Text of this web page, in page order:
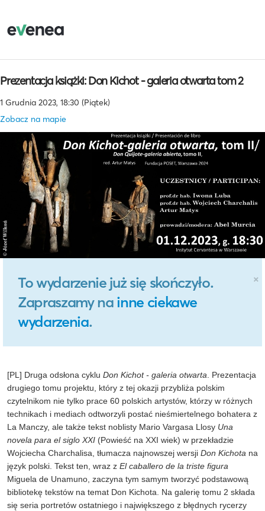
Prezentacja książki: Don Kichot - galeria otwarta tom 2
1 Grudnia 2023, 18:30 (Piątek)
Zobacz na mapie
×
To wydarzenie już się skończyło.
Zapraszamy na inne ciekawe
wydarzenia.
[PL] Druga odsłona cyklu Don Kichot - galeria otwarta. Prezentacja
drugiego tomu projektu, który z tej okazji przybliża polskim
czytelnikom nie tylko prace 60 polskich artystów, którzy w różnych
technikach i mediach odtworzyli postać nieśmiertelnego bohatera z
La Manczy, ale także tekst noblisty Mario Vargasa Llosy Una
novela para el siglo XXI (Powieść na XXI wiek) w przekładzie
Wojciecha Charchalisa, tłumacza najnowszej wersji Don Kichota na
język polski. Tekst ten, wraz z El caballero de la triste figura
Miguela de Unamuno, zaczyna tym samym tworzyć podstawową
bibliotekę tekstów na temat Don Kichota. Na galerię tomu 2 składa
się seria portretów ostatniego i największego z błędnych rycerzy